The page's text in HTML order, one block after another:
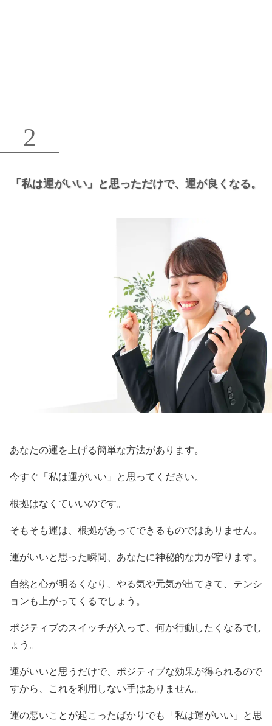
2
「私は運がいい」と思っただけで、 運が良くなる。
あなたの運を上げる簡単な方法があります。
今すぐ「私は運がいい」と思ってください。
根拠はなくていいのです。
そもそも運は、根拠があってできるものではありません。
運がいいと思った瞬間、あなたに神秘的な力が宿ります。
自然と心が明るくなり、やる気や元気が出てきて、テンシ
ョンも上がってくるでしょう。
ポジティブのスイッチが入って、何か行動したくなるでし
ょう。
運がいいと思うだけで、ポジティブな効果が得られるので
すから、これを利用しない手はありません。
運の悪いことが起こったばかりでも「私は運がいい」と思